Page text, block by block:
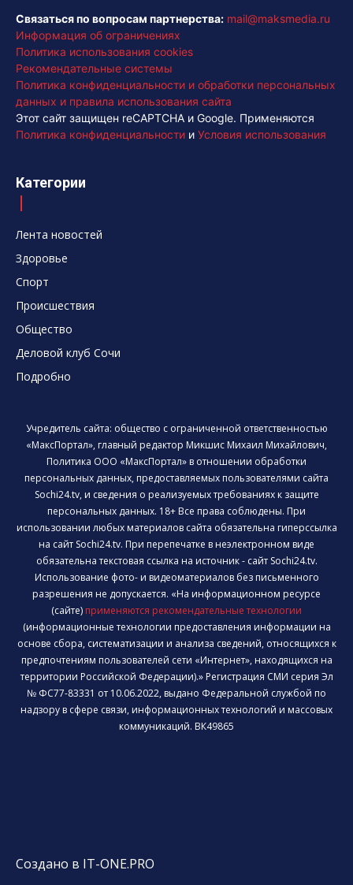
Связаться по вопросам партнерства: mail@maksmedia.ru
Информация об ограничениях
Политика использования cookies
Рекомендательные системы
Политика конфиденциальности и обработки персональных
данных и правила использования сайта
Этот сайт защищен reCAPTCHA и Google. Применяются
Политика конфиденциальности и Условия использования
Категории
Лента новостей
Здоровье
Спорт
Происшествия
Общество
Деловой клуб Сочи
Подробно
Учредитель сайта: общество с ограниченной ответственностью
«МаксПортал», главный редактор Микшис Михаил Михайлович,
Политика ООО «МаксПортал» в отношении обработки
персональных данных, предоставляемых пользователями сайта
Sochi24.tv, и сведения о реализуемых требованиях к защите
персональных данных. 18+ Все права соблюдены. При
использовании любых материалов сайта обязательна гиперссылка
на сайт Sochi24.tv. При перепечатке в неэлектронном виде
обязательна текстовая ссылка на источник - сайт Sochi24.tv.
Использование фото- и видеоматериалов без письменного
разрешения не допускается. «На информационном ресурсе
(сайте) применяются рекомендательные технологии
(информационные технологии предоставления информации на
основе сбора, систематизации и анализа сведений, относящихся к
предпочтениям пользователей сети «Интернет», находящихся на
территории Российской Федерации).» Регистрация СМИ серия Эл
№ ФС77-83331 от 10.06.2022, выдано Федеральной службой по
надзору в сфере связи, информационных технологий и массовых
коммуникаций. ВК49865
Создано в IT-ONE.PRO